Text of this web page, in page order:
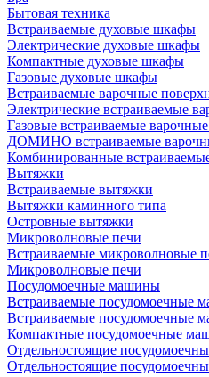
Бытовая техника
Встраиваемые духовые шкафы
Электрические духовые шкафы
Компактные духовые шкафы
Газовые духовые шкафы
Встраиваемые варочные
Электрические встраиваемые
Газовые встраиваемые
ДОМИНО встраиваемые
Комбинированные
Вытяжки
Встраиваемые вытяжки
Вытяжки каминного типа
Островные вытяжки
Микроволновые печи
Встраиваемые микроволновые
Микроволновые печи
Посудомоечные машины
Встраиваемые посудомоечные
Встраиваемые посудомоечные
Компактные посудомоечные
Отдельностоящие
Отдельностоящие